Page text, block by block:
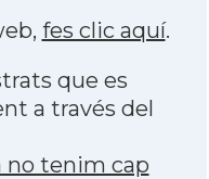
fes clic aquí.
que es
a través del
no tenim cap